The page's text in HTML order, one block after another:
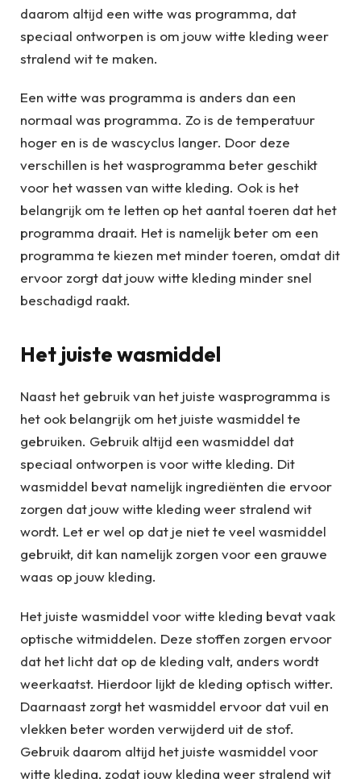
daarom altijd een witte was programma, dat
speciaal ontworpen is om jouw witte kleding weer
stralend wit te maken.
Een witte was programma is anders dan een
normaal was programma. Zo is de temperatuur
hoger en is de wascyclus langer. Door deze
verschillen is het wasprogramma beter geschikt
voor het wassen van witte kleding. Ook is het
belangrijk om te letten op het aantal toeren dat het
programma draait. Het is namelijk beter om een
programma te kiezen met minder toeren, omdat dit
ervoor zorgt dat jouw witte kleding minder snel
beschadigd raakt.
Het juiste wasmiddel
Naast het gebruik van het juiste wasprogramma is
het ook belangrijk om het juiste wasmiddel te
gebruiken. Gebruik altijd een wasmiddel dat
speciaal ontworpen is voor witte kleding. Dit
wasmiddel bevat namelijk ingrediënten die ervoor
zorgen dat jouw witte kleding weer stralend wit
wordt. Let er wel op dat je niet te veel wasmiddel
gebruikt, dit kan namelijk zorgen voor een grauwe
waas op jouw kleding.
Het juiste wasmiddel voor witte kleding bevat vaak
optische witmiddelen. Deze stoffen zorgen ervoor
dat het licht dat op de kleding valt, anders wordt
weerkaatst. Hierdoor lijkt de kleding optisch witter.
Daarnaast zorgt het wasmiddel ervoor dat vuil en
vlekken beter worden verwijderd uit de stof.
Gebruik daarom altijd het juiste wasmiddel voor
witte kleding, zodat jouw kleding weer stralend wit